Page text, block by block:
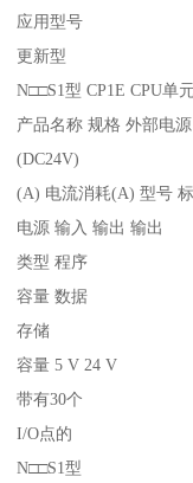
应用型号
更新型
N□□S1型 CP1E CPU单
产品名称 规格 外部电源
(DC24V)
(A) 电流消耗(A) 型号
电源 输入 输出 输出
类型 程序
容量 数据
存储
容量 5 V 24 V
带有30个
I/O点的
N□□S1型